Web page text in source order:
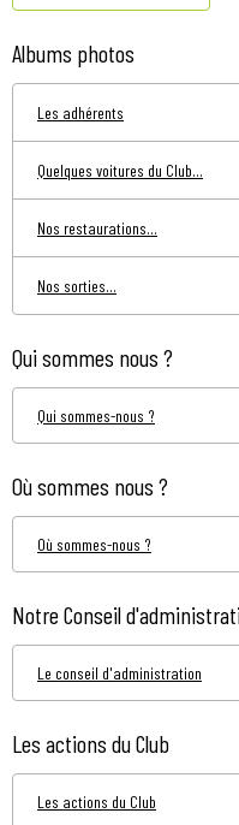
Albums photos
Les adhérents
Quelques voitures du Club...
Nos restaurations...
Nos sorties...
Qui sommes nous ?
Qui sommes-nous ?
Où sommes nous ?
Où sommes-nous ?
Notre Conseil
Le conseil d'administration
Les actions du Club
Les actions du Club